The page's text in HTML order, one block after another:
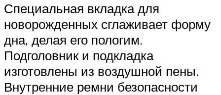
Специальная вкладка для
новорожденных сглаживает форму
дна, делая его пологим.
Подголовник и подкладка
изготовлены из воздушной пены.
Внутренние ремни безопасности